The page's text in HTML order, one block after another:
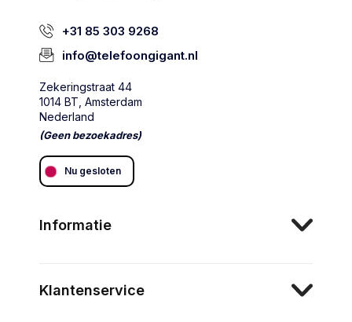
+31 85 303 9268
info@telefoongigant.nl
Zekeringstraat 44
1014 BT, Amsterdam
Nederland
(Geen bezoekadres)
Nu gesloten
Informatie
Klantenservice